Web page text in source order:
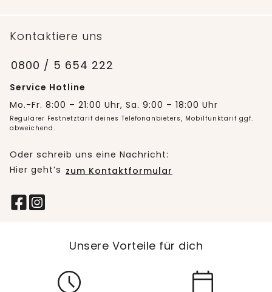
Kontaktiere uns
0800 / 5 654 222
Service Hotline
Mo.-Fr. 8:00 – 21:00 Uhr, Sa. 9:00 – 18:00 Uhr
Regulärer Festnetztarif deines Telefonanbieters, Mobilfunktarif ggf.
abweichend.
Oder schreib uns eine Nachricht:
Hier geht’s zum Kontaktformular
Unsere Vorteile für dich